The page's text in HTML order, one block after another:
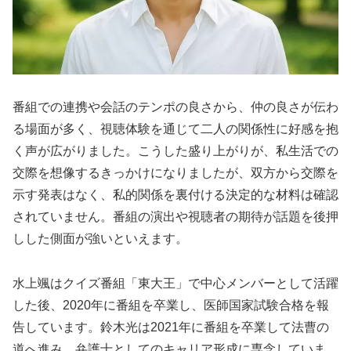
番組での連携や会話のテンポの良さから、仲の良さが伝わ
る場面が多く、視聴体験を通じて二人の関係性に好感を抱
く声が広がりました。こうした盛り上がりが、私生活での
交際を想像するきっかけになりましたが、双方から交際を
示す発表はなく、私的関係を裏付ける決定的な材料は確認
されていません。番組の演出や視聴者の期待が話題を後押
しした側面が強いといえます。
水上颯はクイズ番組「東大王」で中心メンバーとして活躍
した後、2020年に番組を卒業し、医師国家試験合格を報
告しています。鈴木光は2021年に番組を卒業して法曹の